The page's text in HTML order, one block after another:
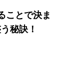
ことで決ま
秘訣！